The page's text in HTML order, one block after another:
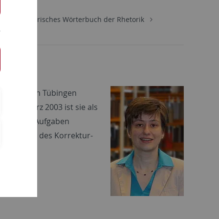
Historisches Wörterbuch der Rhetorik
in Tübingen
Seit März 2003 ist sie als
Ihre Aufgaben
des Korrektur-